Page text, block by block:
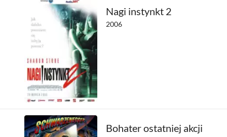
Nagi instynkt 2
2006
Bohater ostatniej akcji